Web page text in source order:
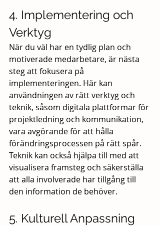
4. Implementering och
Verktyg
När du väl har en tydlig plan och
motiverade medarbetare, är nästa
steg att fokusera på
implementeringen. Här kan
användningen av rätt verktyg och
teknik, såsom digitala plattformar för
projektledning och kommunikation,
vara avgörande för att hålla
förändringsprocessen på rätt spår.
Teknik kan också hjälpa till med att
visualisera framsteg och säkerställa
att alla involverade har tillgång till
den information de behöver.
5. Kulturell Anpassning